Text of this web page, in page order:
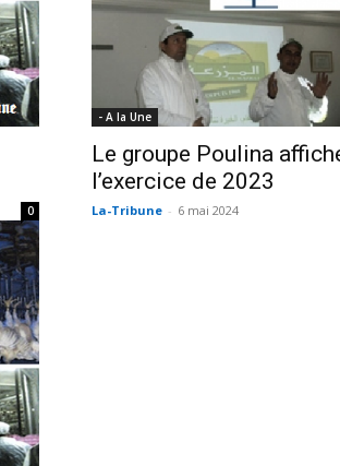
0
- A la Une
Le groupe Poulina
l’exercice de 2023
La-Tribune - 6 mai 2024